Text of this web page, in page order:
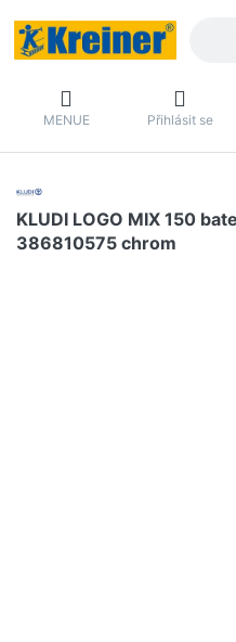
MENUE Přihlásit se
KLUDI LOGO MIX 150
386810575 chrom